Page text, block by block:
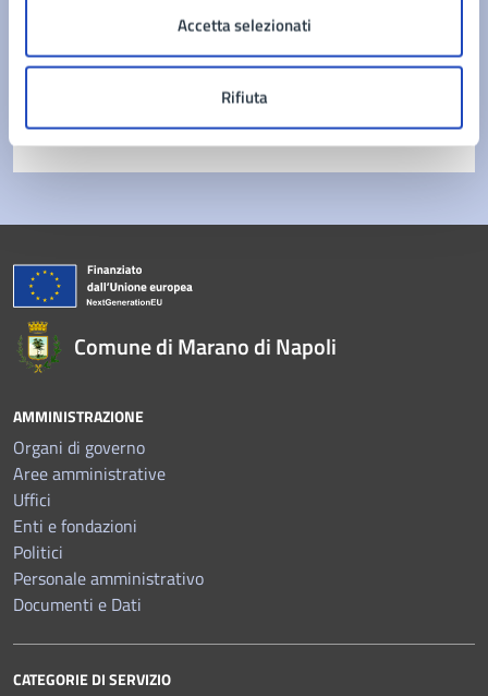
Accetta selezionati
Rifiuta
Prenota appuntamento
Segnala disservizio
Comune di Marano di Napoli
AMMINISTRAZIONE
Organi di governo
Aree amministrative
Uffici
Enti e fondazioni
Politici
Personale amministrativo
Documenti e Dati
CATEGORIE DI SERVIZIO